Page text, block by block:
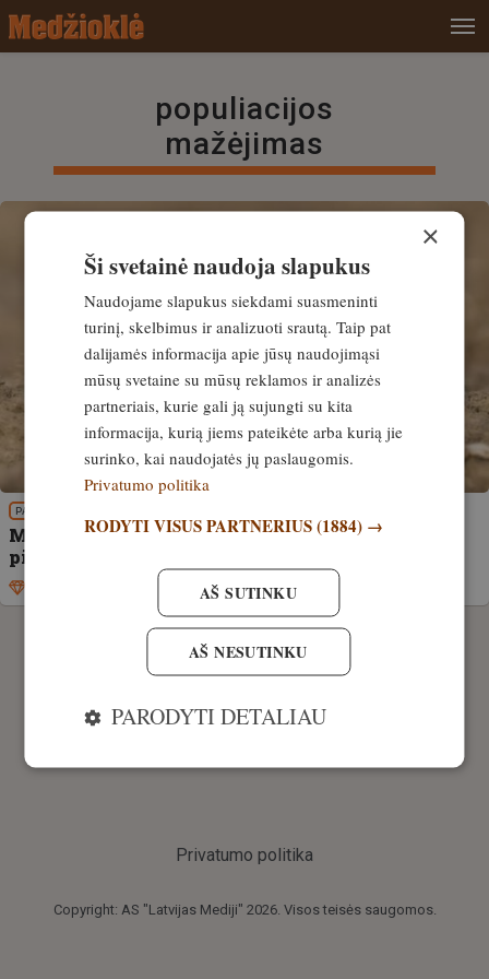
populiacijos
mažėjimas
PATIRTIS
Medžioklė čia nekalta. Šveicarijoje per 60 metų
pilkojo kiškio gausa sumažėjo 30 kartų
27. balandis, 2026
Copyright: AS "Latvijas Mediji" 2026. Visos teisės saugomos.
Privatumo politika
×
Ši svetainė naudoja slapukus
Naudojame slapukus siekdami suasmeninti
turinį, skelbimus ir analizuoti srautą. Taip pat
dalijamės informacija apie jūsų naudojimąsi
mūsų svetaine su mūsų reklamos ir analizės
partneriais, kurie gali ją sujungti su kita
informacija, kurią jiems pateikėte arba kurią jie
surinko, kai naudojatės jų paslaugomis.
Privatumo politika
RODYTI VISUS PARTNERIUS(1884) →
AŠ SUTINKU
AŠ NESUTINKU
PARODYTI DETALIAU